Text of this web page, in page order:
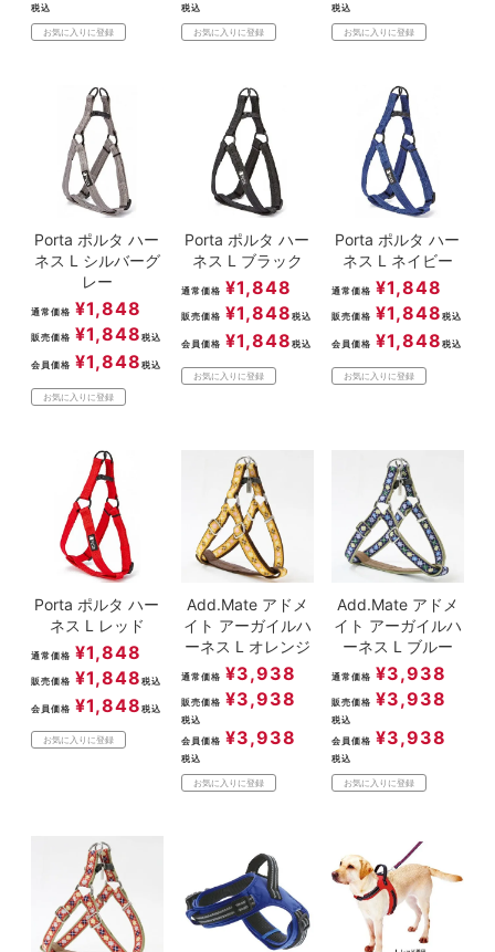
税込
お気に入りに登録
税込
お気に入りに登録
税込
お気に入りに登録
Porta ポルタ ハー
ネス L シルバーグ
レー
通常価格 ¥1,848
販売価格 ¥1,848 税込
会員価格 ¥1,848 税込
お気に入りに登録
Porta ポルタ ハー
ネス L ブラック
通常価格 ¥1,848
販売価格 ¥1,848 税込
会員価格 ¥1,848 税込
お気に入りに登録
Porta ポルタ ハー
ネス L ネイビー
通常価格 ¥1,848
販売価格 ¥1,848 税込
会員価格 ¥1,848 税込
お気に入りに登録
Porta ポルタ ハー
ネス L レッド
通常価格 ¥1,848
販売価格 ¥1,848 税込
会員価格 ¥1,848 税込
お気に入りに登録
Add.Mate アドメ
イト アーガイルハ
ーネス L オレンジ
通常価格 ¥3,938
販売価格 ¥3,938
税込
会員価格 ¥3,938
税込
お気に入りに登録
Add.Mate アドメ
イト アーガイルハ
ーネス L ブルー
通常価格 ¥3,938
販売価格 ¥3,938
税込
会員価格 ¥3,938
税込
お気に入りに登録